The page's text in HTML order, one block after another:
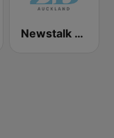
Newstalk ZB Auckland